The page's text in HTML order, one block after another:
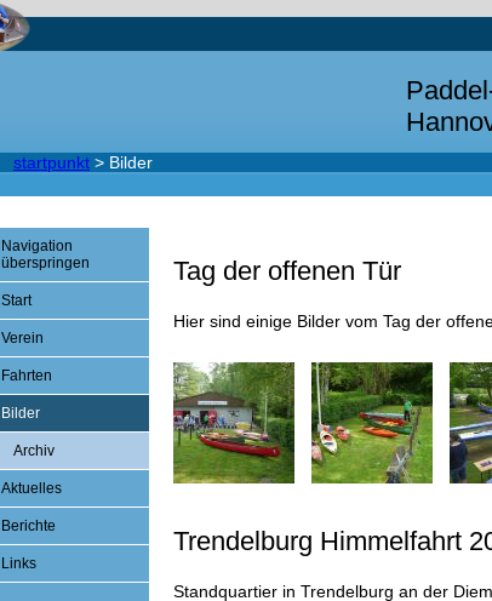
startpunkt > Bilder
Navigation
überspringen
Start
Verein
Fahrten
Bilder
Archiv
Aktuelles
Berichte
Links
Tag der offenen Tür
Hier sind einige Bilder vom Tag der
Trendelburg Himmelfahrt
Standquartier in Trendelburg an der